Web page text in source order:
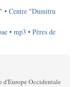
• Centre "Dumitru
• mp3 • Pères de
d'Europe Occidentale